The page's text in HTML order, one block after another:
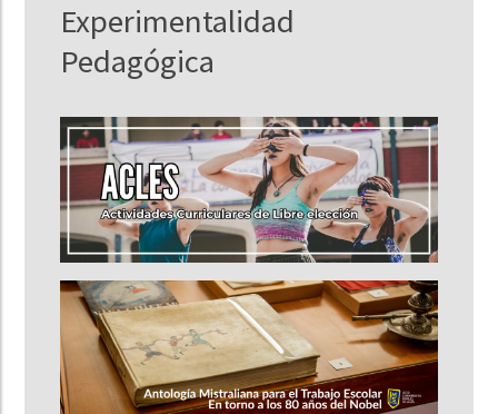
Experimentalidad
Pedagógica